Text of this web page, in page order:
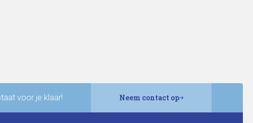
voor je klaar! Neem contact op